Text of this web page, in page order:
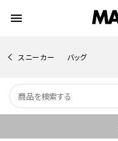
menu
スニーカー バッグ